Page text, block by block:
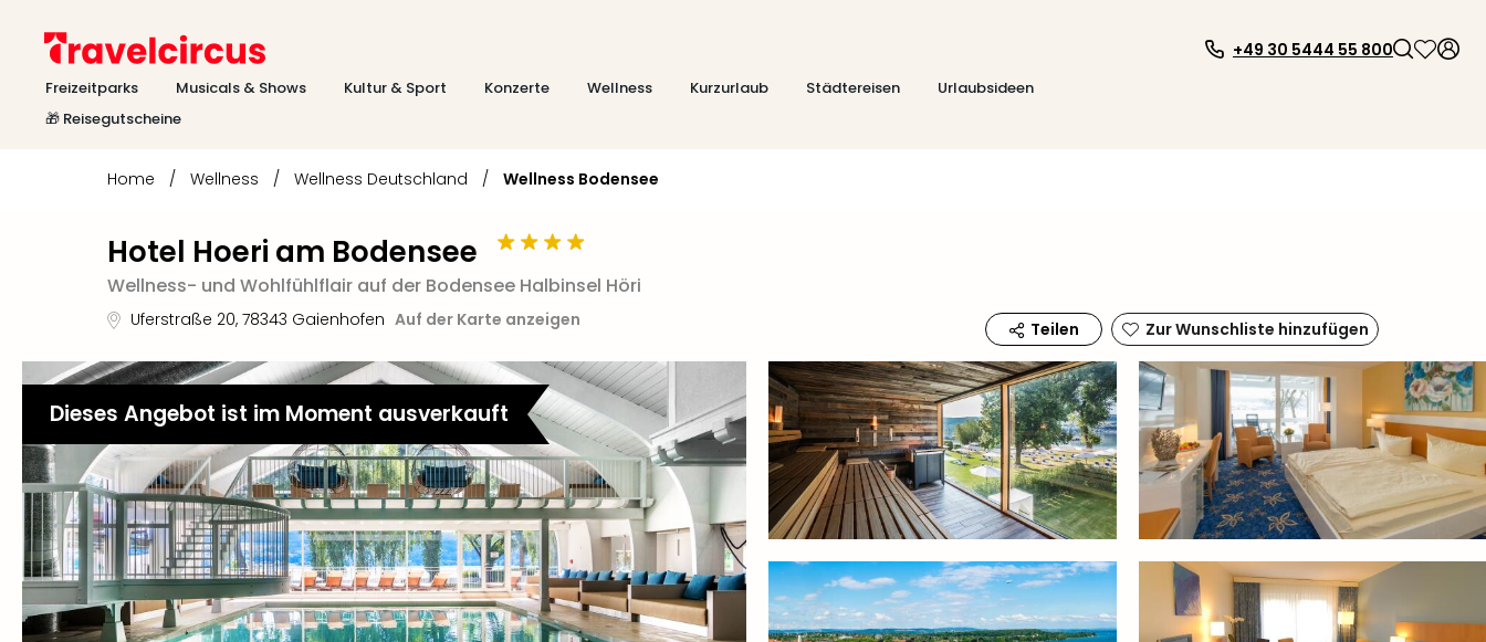
Freizeitparks Musicals & Shows Kultur & Sport Konzerte Wellness Kurzurlaub Städtereisen
Urlaubsideen
🎁 Reisegutscheine
+49 30 5444 55 800
Home / Wellness / Wellness Deutschland / Wellness Bodensee
Hotel Hoeri am Bodensee
Wellness- und Wohlfühlflair auf der Bodensee Halbinsel Höri
Uferstraße 20, 78343 Gaienhofen Auf der Karte anzeigen Teilen Zur Wunschliste hinzufügen
Dieses Angebot ist im Moment ausverkauft